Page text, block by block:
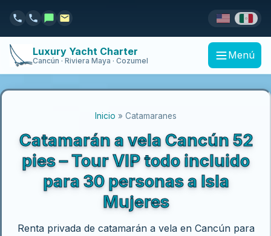
Luxury Yacht Charter
Cancún · Riviera Maya · Cozumel Menú
Inicio » Catamaranes
Catamarán a vela Cancún 52
pies – Tour VIP todo incluido
para 30 personas a Isla
Mujeres
Renta privada de catamarán a vela en Cancún para